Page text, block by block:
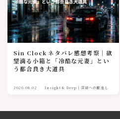
Sin Clock ネタバレ感想考察｜欲
望滴る小箱と「冷酷な元妻」とい
う都合良き大道具
2026.08.02 Insight & Deep｜深淵への眼差し